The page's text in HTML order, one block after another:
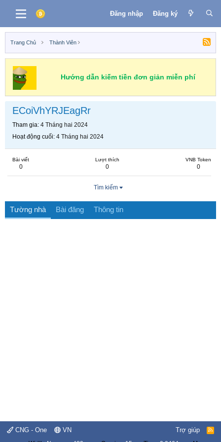
Đăng nhập Đăng ký
Trang Chủ Thành Viên
Hướng dẫn kiếm tiền đơn giản miễn phí
ECoiVhYRJEagRr
Tham gia 4 Tháng hai 2024
Hoạt động cuối 4 Tháng hai 2024
Bài viết
0
Lượt thích
0
VNB Token
0
Tìm kiếm
Tường nhà Bài đăng Thông tin
CNG - One VN Trợ giúp
R